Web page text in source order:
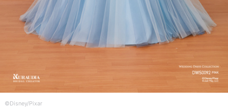
©Disney/Pixar